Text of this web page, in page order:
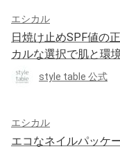
エシカル
日焼け止めSPF値の
カルな選択で肌と環
style table 公式
エシカル
エコなネイルパッケ